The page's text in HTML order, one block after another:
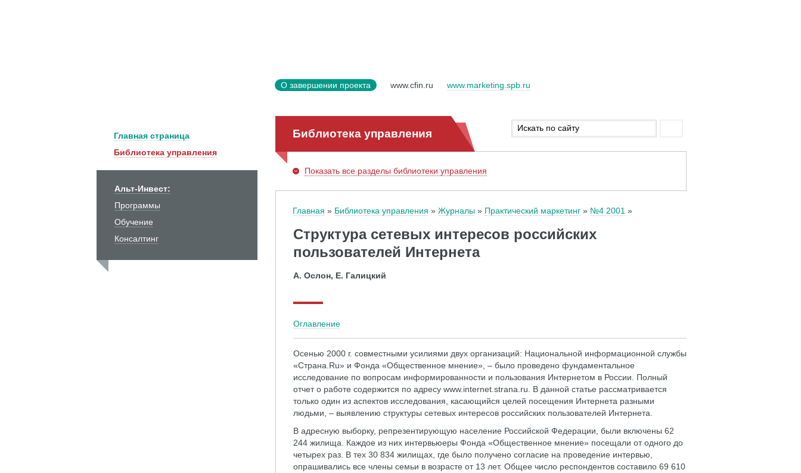
О завершении проекта www.cfin.ru www.marketing.spb.ru
Главная страница
Библиотека управления
Альт-Инвест:
Программы
Обучение
Консалтинг
Библиотека управления
Показать все разделы библиотеки управления
Главная Библиотека управления Журналы Практический маркетинг №4 2001
Структура сетевых интересов российских
пользователей Интернета
А. Ослон, Е. Галицкий
Оглавление
Осенью 2000 г. совместными усилиями двух организаций: Национальной информационной службы
«Страна.Ru» и Фонда «Общественное мнение», – было проведено фундаментальное
исследование по вопросам информированности и пользования Интернетом в России. Полный
отчет о работе содержится по адресу www.internet.strana.ru. В данной статье рассматривается
только один из аспектов исследования, касающийся целей посещения Интернета разными
людьми, – выявлению структуры сетевых интересов российских пользователей Интернета.
В адресную выборку, репрезентирующую население Российской Федерации, были включены 62
244 жилища. Каждое из них интервьюеры Фонда «Общественное мнение» посещали от одного до
четырех раз. В тех 30 834 жилищах, где было получено согласие на проведение интервью,
опрашивались все члены семьи в возрасте от 13 лет. Общее число респондентов составило 69 610